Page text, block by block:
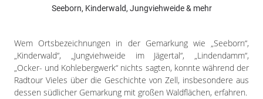
Seeborn, Kinderwald, Jungviehweide & mehr
Wem Ortsbezeichnungen in der Gemarkung wie „Seeborn“,
„Kinderwald“, „Jungviehweide im Jägertal“, „Lindendamm“,
„Ocker- und Kohlebergwerk“ nichts sagten, konnte während der
Radtour Vieles über die Geschichte von Zell, insbesondere aus
dessen südlicher Gemarkung mit großen Waldflächen, erfahren.